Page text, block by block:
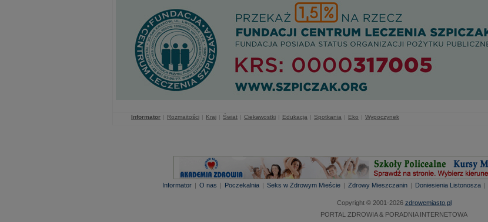
Informator | Rozmaitości | Kraj | Świat | Ciekawostki | Edukacja | Spotkania | Eko | Wypoczynek
Informator | O nas | Poczekalnia | Seks w Zdrowym Mieście | Zdrowy Mieszczanin | Doniesienia Listonosza |
Copyright © 2001-2026 zdrowemiasto.pl
PORTAL ZDROWIA & PORADNIA INTERNETOWA